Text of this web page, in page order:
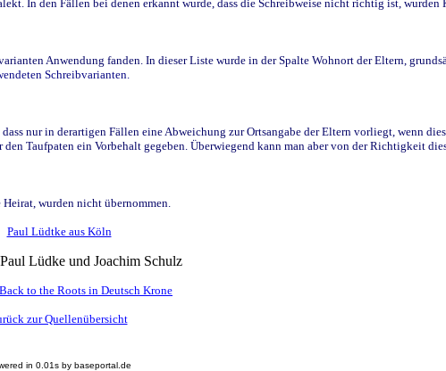
In den Fällen bei denen erkannt wurde, dass die Schreibweise nicht richtig ist, wurden
Anwendung fanden. In dieser Liste wurde in der Spalte Wohnort der Eltern,
Schreibvarianten.
nur in derartigen Fällen eine Abweichung zur Ortsangabe der Eltern vorliegt, wenn
Taufpaten ein Vorbehalt gegeben. Überwiegend kann man aber von der Richtigkeit
wurden nicht übernommen.
Paul Lüdtke aus Köln
Lüdke und Joachim Schulz
to the Roots in Deutsch Krone
zur Quellenübersicht
in 0.01s by baseportal.de